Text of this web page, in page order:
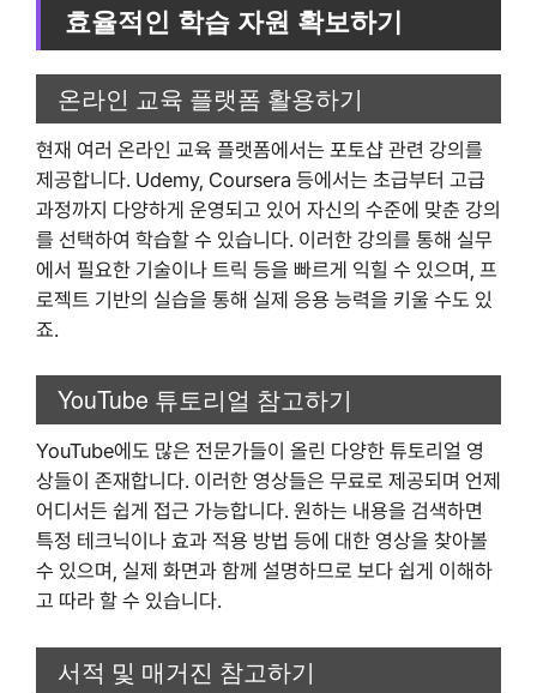
효율적인 학습 자원 확보하기
온라인 교육 플랫폼 활용하기
현재 여러 온라인 교육 플랫폼에서는 포토샵 관련 강의를
제공합니다. Udemy, Coursera 등에서는 초급부터 고급
과정까지 다양하게 운영되고 있어 자신의 수준에 맞춘 강의
를 선택하여 학습할 수 있습니다. 이러한 강의를 통해 실무
에서 필요한 기술이나 트릭 등을 빠르게 익힐 수 있으며, 프
로젝트 기반의 실습을 통해 실제 응용 능력을 키울 수도 있
죠.
YouTube 튜토리얼 참고하기
YouTube에도 많은 전문가들이 올린 다양한 튜토리얼 영
상들이 존재합니다. 이러한 영상들은 무료로 제공되며 언제
어디서든 쉽게 접근 가능합니다. 원하는 내용을 검색하면
특정 테크닉이나 효과 적용 방법 등에 대한 영상을 찾아볼
수 있으며, 실제 화면과 함께 설명하므로 보다 쉽게 이해하
고 따라 할 수 있습니다.
서적 및 매거진 참고하기